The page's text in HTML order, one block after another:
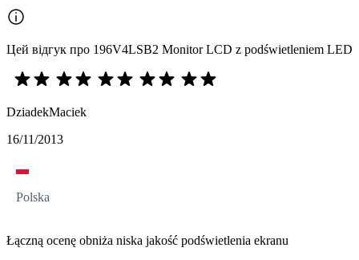
Цей відгук про 196V4LSB2 Monitor LCD z podświetleniem LED
DziadekMaciek
16/11/2013
Polska
Łączną ocenę obniża niska jakość podświetlenia ekranu